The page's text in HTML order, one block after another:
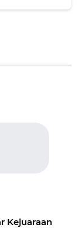
Kejuaraan